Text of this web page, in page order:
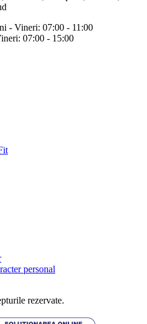
- Vineri: 07:00 - 11:00
07:00 - 15:00
personal
rezervate.